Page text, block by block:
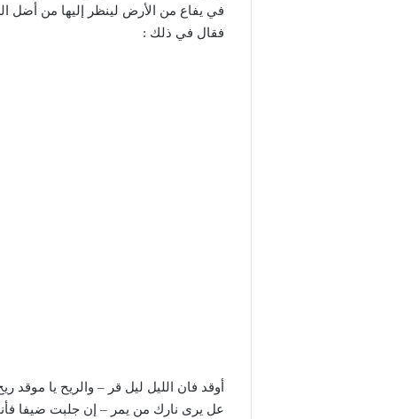
في يفاع من الأرض لينظر إليها من أضل
فقال في ذلك :
أوقد فان الليل ليل قر – والريح يا موقد
عل يرى نارك من يمر – إن جلبت ضيفا